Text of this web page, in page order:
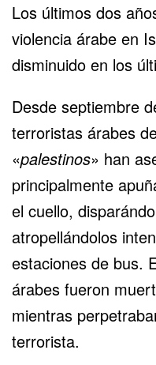
Los últimos dos
violencia árabe en
disminuido en los
Desde septiembre
terroristas árabes
«palestinos» han
principalmente
el cuello,
atropellándolos
estaciones de bus.
árabes fueron
mientras
terrorista.